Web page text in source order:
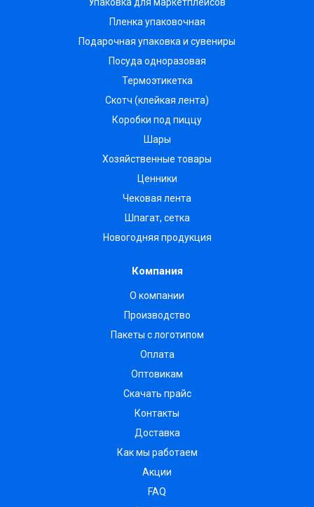
Пленка упаковочная
Подарочная упаковка и сувениры
Посуда одноразовая
Термоэтикетка
Скотч (клейкая лента)
Коробки под пиццу
Шары
Хозяйственные товары
Ценники
Чековая лента
Шпагат, сетка
Новогодняя продукция
Компания
О компании
Производство
Пакеты с логотипом
Оплата
Оптовикам
Скачать прайс
Контакты
Доставка
Как мы работаем
Акции
FAQ